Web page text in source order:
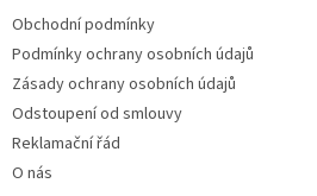
Obchodní podmínky
Podmínky ochrany osobních údajů
Zásady ochrany osobních údajů
Odstoupení od smlouvy
Reklamační řád
O nás